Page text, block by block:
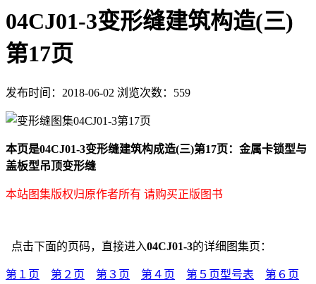
04CJ01-3变形缝建筑构造(三)
第17页
发布时间：2018-06-02 浏览次数：559
本页是04CJ01-3变形缝建筑构成造(三)第17页：金属卡锁型与
盖板型吊顶变形缝
本站图集版权归原作者所有 请购买正版图书
点击下面的页码，直接进入04CJ01-3的详细图集页：
第１页 第２页 第３页 第４页 第５页型号表
第６页